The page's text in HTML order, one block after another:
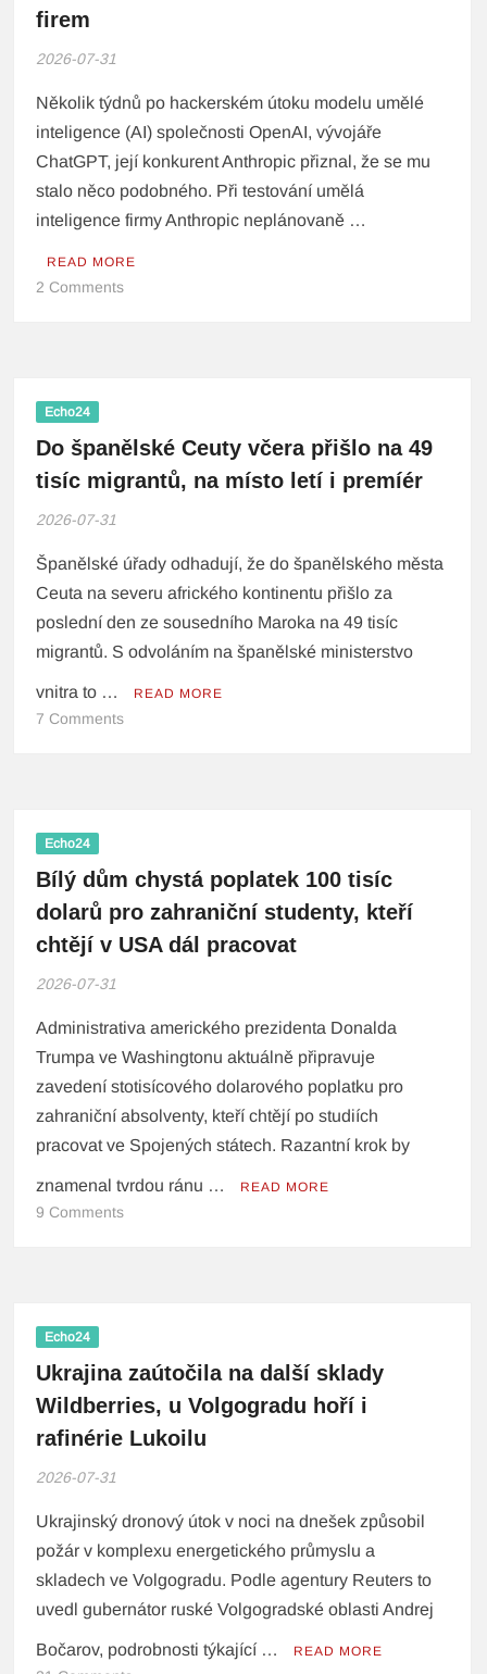
firem
2026-07-31
Několik týdnů po hackerském útoku modelu umělé
inteligence (AI) společnosti OpenAI, vývojáře
ChatGPT, její konkurent Anthropic přiznal, že se mu
stalo něco podobného. Při testování umělá
inteligence firmy Anthropic neplánovaně …
READ MORE
2 Comments
Echo24
Do španělské Ceuty včera přišlo na 49
tisíc migrantů, na místo letí i premíér
2026-07-31
Španělské úřady odhadují, že do španělského města
Ceuta na severu afrického kontinentu přišlo za
poslední den ze sousedního Maroka na 49 tisíc
migrantů. S odvoláním na španělské ministerstvo
vnitra to … READ MORE
7 Comments
Echo24
Bílý dům chystá poplatek 100 tisíc
dolarů pro zahraniční studenty, kteří
chtějí v USA dál pracovat
2026-07-31
Administrativa amerického prezidenta Donalda
Trumpa ve Washingtonu aktuálně připravuje
zavedení stotisícového dolarového poplatku pro
zahraniční absolventy, kteří chtějí po studiích
pracovat ve Spojených státech. Razantní krok by
znamenal tvrdou ránu … READ MORE
9 Comments
Echo24
Ukrajina zaútočila na další sklady
Wildberries, u Volgogradu hoří i
rafinérie Lukoilu
2026-07-31
Ukrajinský dronový útok v noci na dnešek způsobil
požár v komplexu energetického průmyslu a
skladech ve Volgogradu. Podle agentury Reuters to
uvedl gubernátor ruské Volgogradské oblasti Andrej
Bočarov, podrobnosti týkající … READ MORE